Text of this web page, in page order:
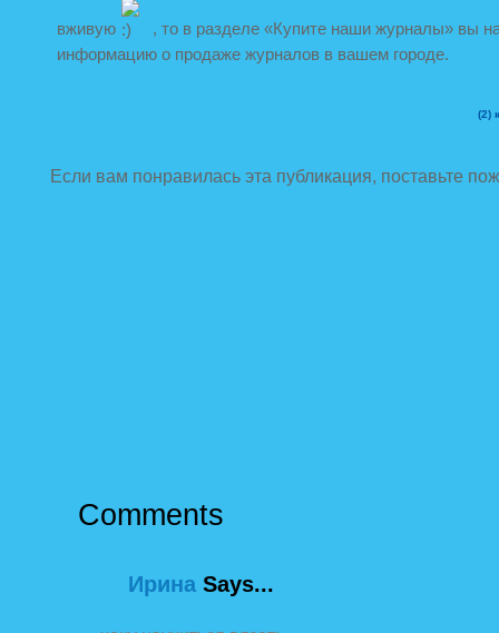
вживую
, то в разделе «Купите наши журналы» вы
информацию о продаже журналов в вашем городе.
(2)
Если вам понравилась эта публикация, поставьте
Comments
Ирина Says...